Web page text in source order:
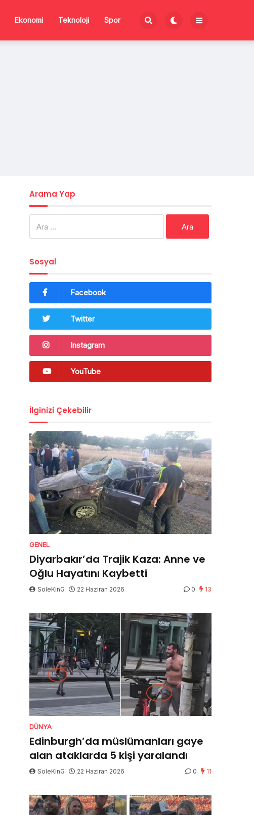
Ekonomi Teknoloji Spor
Arama Yap
Sosyal
Facebook
Twitter
Instagram
YouTube
İlginizi Çekebilir
GENEL
Diyarbakır’da Trajik Kaza: Anne ve
Oğlu Hayatını Kaybetti
SoleKinG 22 Haziran 2026 0 13
DÜNYA
Edinburgh’da müslümanları gaye
alan ataklarda 5 kişi yaralandı
SoleKinG 22 Haziran 2026 0 11